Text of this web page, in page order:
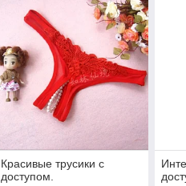
Красивые трусики с
доступом.